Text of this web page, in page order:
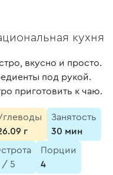
кухня
вкусно и просто.
под рукой.
приготовить к чаю.
г
Занятость
30 мин
/ 5
Порции
4